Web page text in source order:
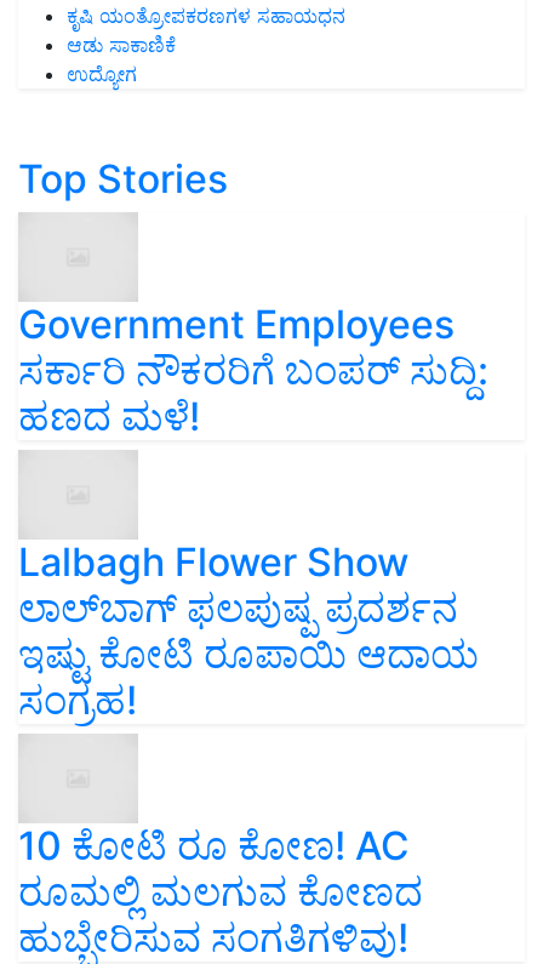
ಕೃಷಿ ಯಂತ್ರೋಪಕರಣಗಳ ಸಹಾಯಧನ
ಆಡು ಸಾಕಾಣಿಕೆ
ಉದ್ಯೋಗ
Top Stories
Government Employees
ಸರ್ಕಾರಿ ನೌಕರರಿಗೆ ಬಂಪರ್‌ ಸುದ್ದಿ:
ಹಣದ ಮಳೆ!
Lalbagh Flower Show
ಲಾಲ್‌ಬಾಗ್ ಫಲಪುಷ್ಪ ಪ್ರದರ್ಶನ
ಇಷ್ಟು ಕೋಟಿ ರೂಪಾಯಿ ಆದಾಯ
ಸಂಗ್ರಹ!
10 ಕೋಟಿ ರೂ ಕೋಣ! AC
ರೂಮಲ್ಲಿ ಮಲಗುವ ಕೋಣದ
ಹುಬ್ಬೇರಿಸುವ ಸಂಗತಿಗಳಿವು!